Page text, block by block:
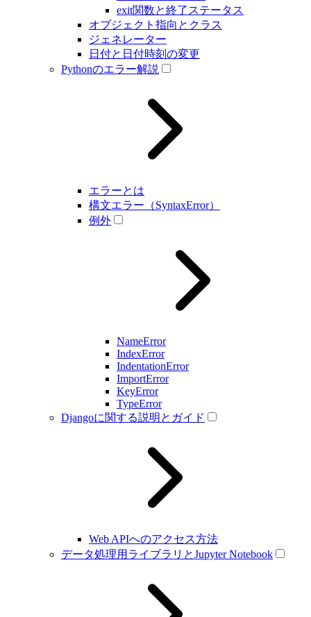
exit関数と終了ステータス
オブジェクト指向とクラス
ジェネレーター
日付と日付時刻の変更
Pythonのエラー解説
エラーとは
構文エラー（SyntaxError）
例外
NameError
IndexError
IndentationError
ImportError
KeyError
TypeError
Djangoに関する説明とガイド
Web APIへのアクセス方法
データ処理用ライブラリとJupyter Notebook